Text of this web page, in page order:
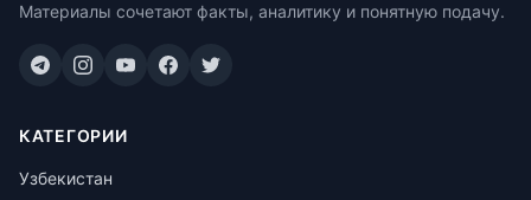
Материалы сочетают факты, аналитику и понятную подачу.
КАТЕГОРИИ
Узбекистан